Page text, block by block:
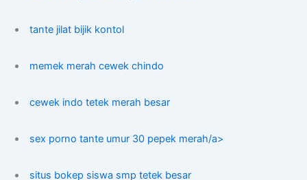
tante jilat bijik kontol
memek merah cewek chindo
cewek indo tetek merah besar
sex porno tante umur 30 pepek merah/a>
situs bokep siswa smp tetek besar